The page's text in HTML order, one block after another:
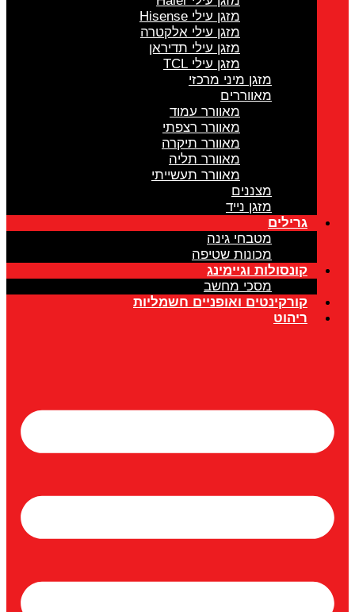
מזגן עילי Hisense
מזגן עילי אלקטרה
מזגן עילי תדיראן
מזגן עילי TCL
מזגן מיני מרכזי
מאווררים
מאוורר עמוד
מאוורר רצפתי
מאוורר תיקרה
מאוורר תליה
מאוורר תעשייתי
מצננים
מזגן נייד
גרילים
מטבחי גינה
מכונות שטיפה
קונסולות וגיימינג
מסכי מחשב
קורקינטים ואופניים חשמליות
ריהוט